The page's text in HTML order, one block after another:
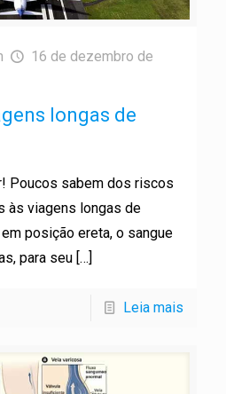
16 de dezembro de
longas de
Poucos sabem dos riscos
às viagens longas de
posição ereta, o sangue
para seu […]
Leia mais